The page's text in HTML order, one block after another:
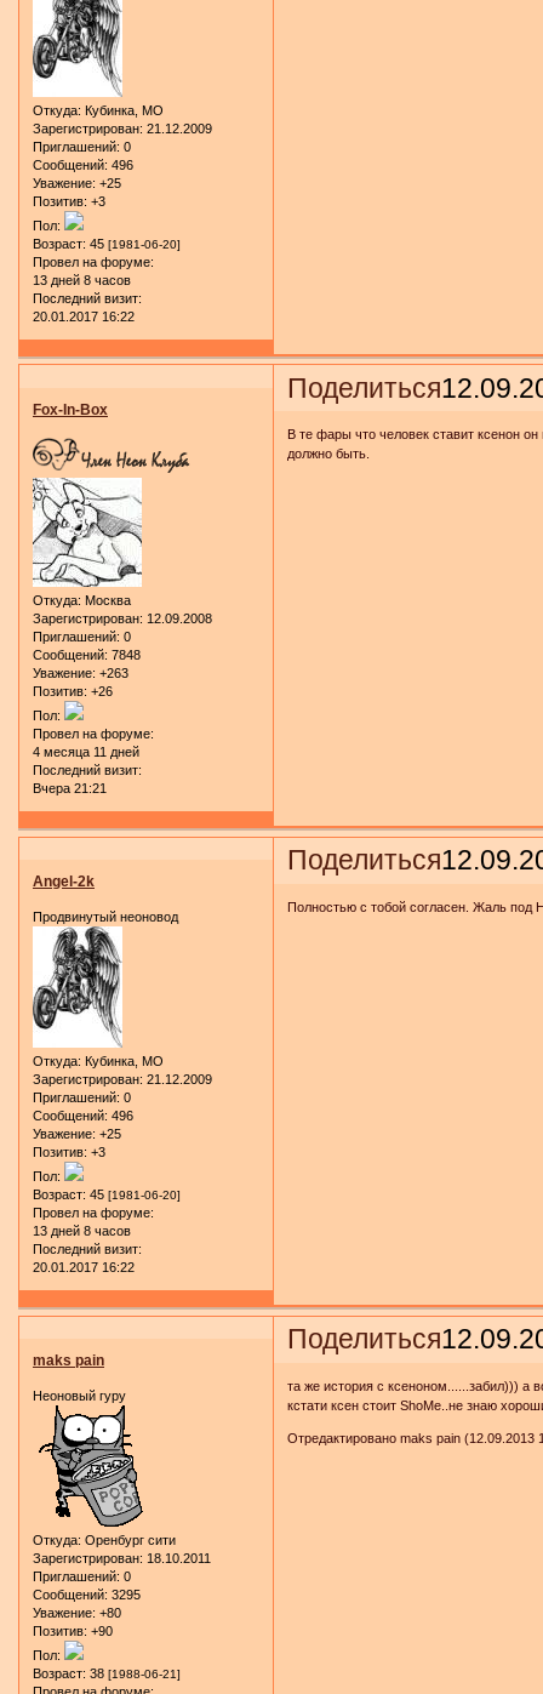
Откуда: Кубинка, МО
Зарегистрирован: 21.12.2009
Приглашений: 0
Сообщений: 496
Уважение: +25
Позитив: +3
Пол:
Возраст: 45 [1981-06-20]
Провел на форуме:
13 дней 8 часов
Последний визит:
20.01.2017 16:22
Поделиться
Fox-In-Box
Откуда: Москва
Зарегистрирован: 12.09.2008
Приглашений: 0
Сообщений: 7848
Уважение: +263
Позитив: +26
Пол:
Провел на форуме:
4 месяца 11 дней
Последний визит:
Вчера 21:21
В те фары что человек ставит ксенон
должно быть.
Поделиться
Angel-2k
Продвинутый неоновод
Откуда: Кубинка, МО
Зарегистрирован: 21.12.2009
Приглашений: 0
Сообщений: 496
Уважение: +25
Позитив: +3
Пол:
Возраст: 45 [1981-06-20]
Провел на форуме:
13 дней 8 часов
Последний визит:
20.01.2017 16:22
Полностью с тобой согласен. Жаль под
Поделиться
maks pain
Неоновый гуру
Откуда: Оренбург сити
Зарегистрирован: 18.10.2011
Приглашений: 0
Сообщений: 3295
Уважение: +80
Позитив: +90
Пол:
Возраст: 38 [1988-06-21]
та же история с ксеноном......забил))) а
кстати ксен стоит ShoMe..не знаю
Отредактировано maks pain (12.09.2013